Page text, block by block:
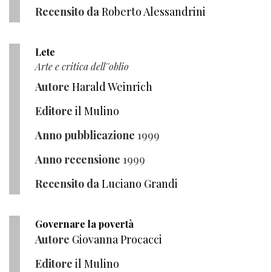
Recensito daRoberto Alessandrini
Lete
Arte e critica dell''oblio
Autore Harald Weinrich
Editore il Mulino
Anno pubblicazione 1999
Anno recensione 1999
Recensito daLuciano Grandi
Governare la povertà
Autore Giovanna Procacci
Editore il Mulino